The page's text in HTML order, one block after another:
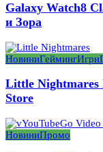
Galaxy Watch8
и Зора
НовиниГеймингИгри
Little Nightmares
Store
НовиниПромо